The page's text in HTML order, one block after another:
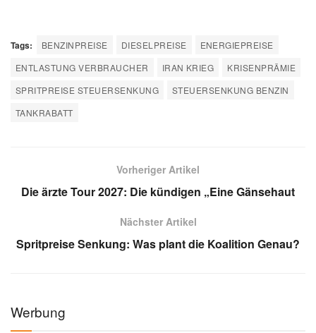
Tags: BENZINPREISE DIESELPREISE
ENERGIEPREISE
ENTLASTUNG VERBRAUCHER
IRAN KRIEG
KRISENPRÄMIE
SPRITPREISE STEUERSENKUNG
STEUERSENKUNG BENZIN
TANKRABATT
Vorheriger Artikel
Die ärzte Tour 2027: Die kündigen „Eine Gänsehaut
Nächster Artikel
Spritpreise Senkung: Was plant die Koalition Genau?
Werbung